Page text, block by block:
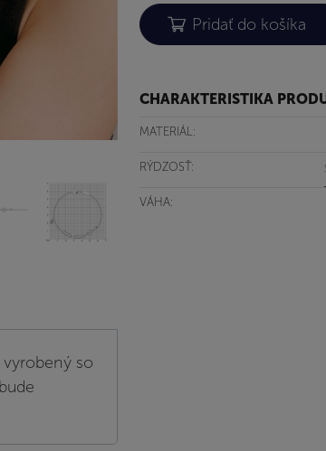
so
CHARAKTERISTIKA
MATERIÁL:
RÝDZOSŤ:
VÁHA: